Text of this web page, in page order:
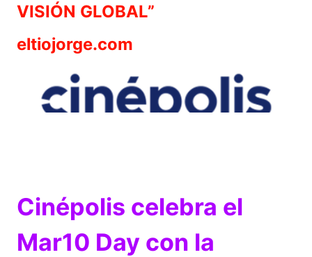
VISIÓN GLOBAL”
eltiojorge.com
Cinépolis celebra el
Mar10 Day con la